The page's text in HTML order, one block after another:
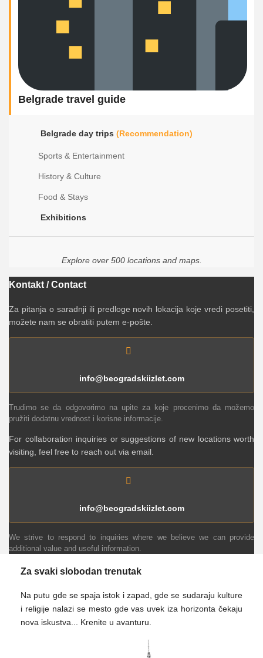
Belgrade travel guide
Belgrade day trips (Recommendation)
Sports & Entertainment
History & Culture
Food & Stays
Exhibitions
Explore over 500 locations and maps.
Kontakt / Contact
Za pitanja o saradnji ili predloge novih lokacija koje vredi posetiti,
možete nam se obratiti putem e-pošte.
info@beogradskiizlet.com
Trudimo se da odgovorimo na upite za koje procenimo da možemo
pružiti dodatnu vrednost i korisne informacije.
For collaboration inquiries or suggestions of new locations worth
visiting, feel free to reach out via email.
info@beogradskiizlet.com
We strive to respond to inquiries where we believe we can provide
additional value and useful information.
Za svaki slobodan trenutak
Na putu gde se spaja istok i zapad, gde se sudaraju kulture
i religije nalazi se mesto gde vas uvek iza horizonta čekaju
nova iskustva... Krenite u avanturu.